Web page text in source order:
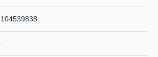
104539838
-